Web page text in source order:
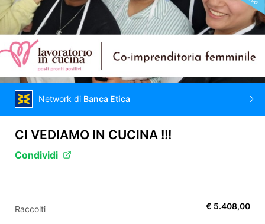
Network di Banca Etica
CI VEDIAMO IN CUCINA !!!
Condividi
Raccolti € 5.408,00